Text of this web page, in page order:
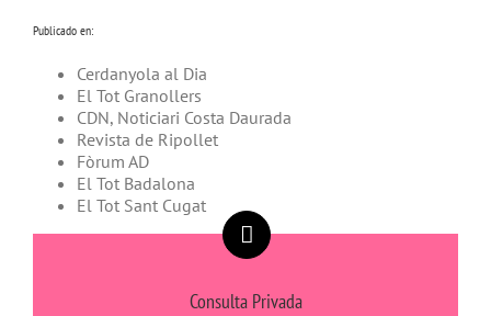
Publicado en:
Cerdanyola al Dia
El Tot Granollers
CDN, Noticiari Costa Daurada
Revista de Ripollet
Fòrum AD
El Tot Badalona
El Tot Sant Cugat
Consulta Privada